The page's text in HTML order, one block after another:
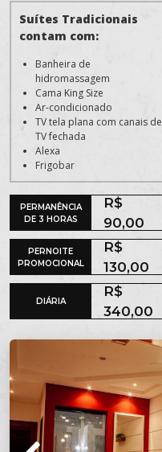
Suítes Tradicionais
contam com:
Banheira de
hidromassagem
Cama King Size
Ar-condicionado
TV tela plana com canais de
TV fechada
Alexa
Frigobar
PERMANÊNCIA
DE 3 HORAS
R$
90,00
PERNOITE
PROMOCIONAL
R$
130,00
DIÁRIA
R$
340,00